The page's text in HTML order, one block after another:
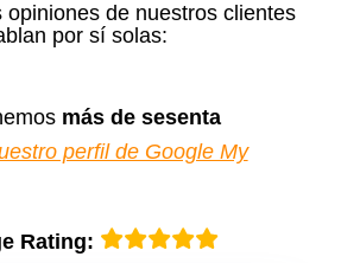
opiniones de nuestros clientes
por sí solas:
más de sesenta
perfil de Google My
Rating: